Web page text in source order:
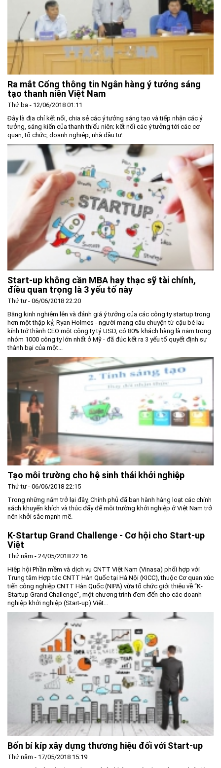
Ra mắt Cổng thông tin Ngân hàng ý tưởng sáng
tạo thanh niên Việt Nam
Thứ ba - 12/06/2018 01:11
Đây là địa chỉ kết nối, chia sẻ các ý tưởng sáng tạo và tiếp nhận các ý
tưởng, sáng kiến của thanh thiếu niên; kết nối các ý tưởng tới các cơ
quan, tổ chức, doanh nghiệp, nhà đầu tư.
Start-up không cần MBA hay thạc sỹ tài chính,
điều quan trọng là 3 yếu tố này
Thứ tư - 06/06/2018 22:20
Bằng kinh nghiệm lên và đánh giá ý tưởng của các công ty startup trong
hơn một thập kỷ, Ryan Holmes - người mang câu chuyện từ cậu bé lau
kính trở thành CEO một công ty tỷ USD, có 80% khách hàng là nằm trong
nhóm 1000 công ty lớn nhất ở Mỹ - đã đúc kết ra 3 yếu tố quyết định sự
thành bại của một...
Tạo môi trường cho hệ sinh thái khởi nghiệp
Thứ tư - 06/06/2018 22:15
Trong những năm trở lại đây, Chính phủ đã ban hành hàng loạt các chính
sách khuyến khích và thúc đẩy để môi trường khởi nghiệp ở Việt Nam trở
nên khởi sắc mạnh mẽ.
K-Startup Grand Challenge - Cơ hội cho Start-up
Việt
Thứ năm - 24/05/2018 22:16
Hiệp hội Phần mềm và dịch vụ CNTT Việt Nam (Vinasa) phối hợp với
Trung tâm Hợp tác CNTT Hàn Quốc tại Hà Nội (KICC), thuộc Cơ quan xúc
tiến công nghiệp CNTT Hàn Quốc (NIPA) vừa tổ chức giới thiệu về “K-
Startup Grand Challenge”, một chương trình đem đến cho các doanh
nghiệp khởi nghiệp (Start-up) Việt...
Bốn bí kíp xây dựng thương hiệu đối với Start-up
Thứ năm - 17/05/2018 15:19